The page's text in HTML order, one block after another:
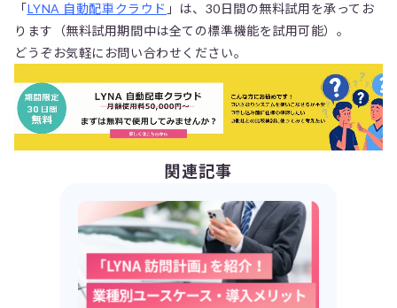
「LYNA 自動配車クラウド 」は、30日間の無料試用を承ってお
ります（無料試用期間中は全ての標準機能を試用可能）。
どうぞお気軽にお問い合わせください。
関連記事